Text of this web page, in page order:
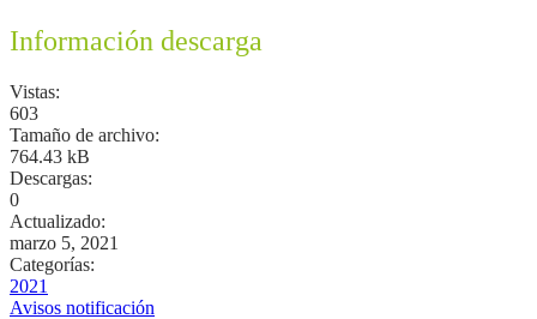
Información descarga
Vistas:
603
Tamaño de archivo:
764.43 kB
Descargas:
0
Actualizado:
marzo 5, 2021
Categorías:
2021
Avisos notificación